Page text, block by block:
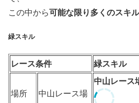
この中から可能な限り多くのスキ
緑スキル
レース条件 緑スキル
場所 中山レース場
中山レース